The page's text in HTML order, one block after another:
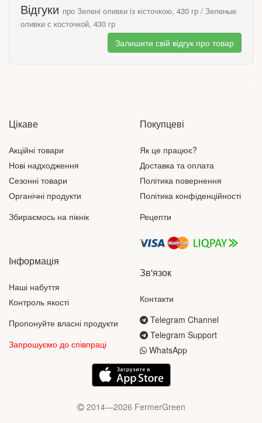
Відгуки про Зелені оливки із кісточкою, 430 гр / Зеленые
оливки с косточкой, 430 гр
Залишити свій відгук про товар
Цікаве
Акційні товари
Нові надходження
Сезонні товари
Органічні продукти
Збираємось на пікнік
Покупцеві
Як це працює?
Доставка та оплата
Політика повернення
Політика конфіденційності
Рецепти
Інформація
Наші набуття
Контроль якості
Пропонуйте власні продукти
Запрошуємо до співпраці
Зв'язок
Контакти
Telegram Channel
Telegram Support
WhatsApp
2014—2026 FermerGreen